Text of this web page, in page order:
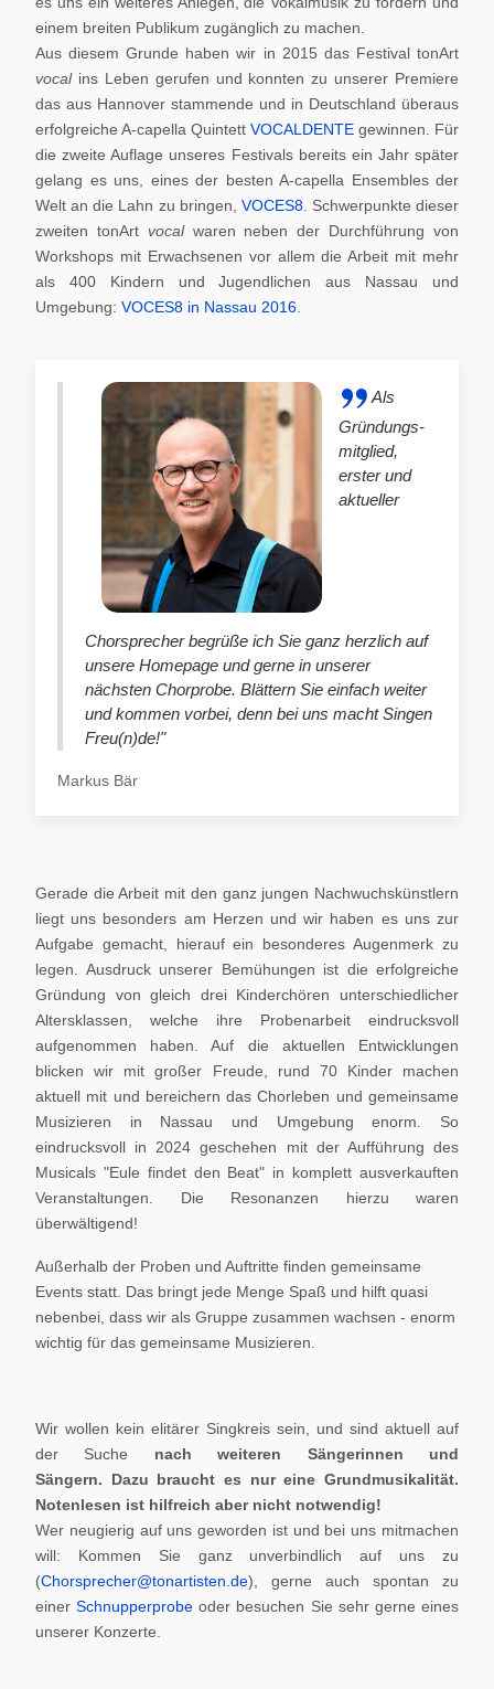
einem breiten Publikum zugänglich zu machen.
Aus diesem Grunde haben wir in 2015 das Festival tonArt
vocal ins Leben gerufen und konnten zu unserer Premiere
das aus Hannover stammende und in Deutschland überaus
erfolgreiche A-capella Quintett VOCALDENTE gewinnen. Für
die zweite Auflage unseres Festivals bereits ein Jahr später
gelang es uns, eines der besten A-capella Ensembles der
Welt an die Lahn zu bringen, VOCES8. Schwerpunkte dieser
zweiten tonArt vocalwaren neben der Durchführung von
Workshops mit Erwachsenen vor allem die Arbeit mit mehr
als 400 Kindern und Jugendlichen aus Nassau und
Umgebung: VOCES8 in Nassau 2016
Als
Gründungs-
mitglied,
erster und
aktueller
Chorsprecher begrüße ich Sie ganz herzlich auf
unsere Homepage und gerne in unserer
nächsten Chorprobe. Blättern Sie einfach weiter
und kommen vorbei, denn bei uns macht Singen
Freu(n)de!"
Markus Bär
Gerade die Arbeit mit den ganz jungen Nachwuchskünstlern
liegt uns besonders am Herzen und wir haben es uns zur
Aufgabe gemacht, hierauf ein besonderes Augenmerk zu
legen. Ausdruck unserer Bemühungen ist die erfolgreiche
Gründung von gleich drei Kinderchören unterschiedlicher
Altersklassen, welche ihre Probenarbeit eindrucksvoll
aufgenommen haben. Auf die aktuellen Entwicklungen
blicken wir mit großer Freude, rund 70 Kinder machen
aktuell mit und bereichern das Chorleben und gemeinsame
Musizieren in Nassau und Umgebung enorm. So
eindrucksvoll in 2024 geschehen mit der Aufführung des
Musicals "Eule findet den Beat" in komplett ausverkauften
Veranstaltungen. Die Resonanzen hierzu waren
überwältigend!
Außerhalb der Proben und Auftritte finden gemeinsame
Events statt. Das bringt jede Menge Spaß und hilft quasi
nebenbei, dass wir als Gruppe zusammen wachsen - enorm
wichtig für das gemeinsame Musizieren.
Wir wollen kein elitärer Singkreis sein, und sind aktuell auf
der Suche nach weiteren Sängerinnen und
Sängern. Dazu braucht es nur eine Grundmusikalität.
Notenlesen ist hilfreich aber nicht notwendig!
Wer neugierig auf uns geworden ist und bei uns mitmachen
will: Kommen Sie ganz unverbindlich auf uns zu
(Chorsprecher@tonartisten.de), gerne auch spontan zu
einerSchnupperprobe oder besuchen Sie sehr gerne eines
unserer Konzerte.